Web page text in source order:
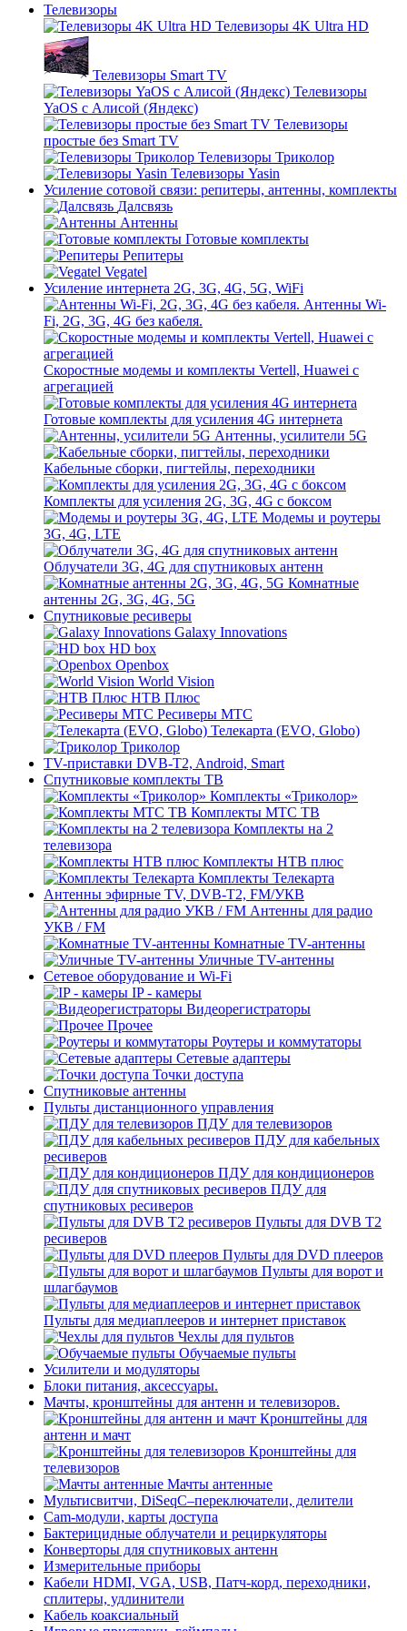
Телевизоры
Телевизоры 4K Ultra HD
Телевизоры Smart TV
Телевизоры
YaOS с Алисой (Яндекс)
Телевизоры
простые без Smart TV
Телевизоры Триколор
Телевизоры Yasin
Усиление сотовой связи: репитеры, антенны, комплекты
Далсвязь
Антенны
Готовые комплекты
Репитеры
Vegatel
Усиление интернета 2G, 3G, 4G, 5G, WiFi
Антенны Wi-
Fi, 2G, 3G, 4G без кабеля.
Скоростные модемы и комплекты Vertell, Huawei с
агрегацией
Готовые комплекты для усиления 4G интернета
Антенны, усилители 5G
Кабельные сборки, пигтейлы, переходники
Комплекты для усиления 2G, 3G, 4G с боксом
Модемы и роутеры
3G, 4G, LTE
Облучатели 3G, 4G для спутниковых антенн
Комнатные
антенны 2G, 3G, 4G, 5G
Спутниковые ресиверы
Galaxy Innovations
HD box
Openbox
World Vision
НТВ Плюс
Ресиверы МТС
Телекарта (EVO, Globo)
Триколор
TV-приставки DVB-T2, Android, Smart
Спутниковые комплекты ТВ
Комплекты «Триколор»
Комплекты МТС ТВ
Комплекты на 2
телевизора
Комплекты НТВ плюс
Комплекты Телекарта
Антенны эфирные TV, DVB-T2, FM/УКВ
Антенны для радио
УКВ / FM
Комнатные TV-антенны
Уличные TV-антенны
Сетевое оборудование и Wi-Fi
IP - камеры
Видеорегистраторы
Прочее
Роутеры и коммутаторы
Сетевые адаптеры
Точки доступа
Спутниковые антенны
Пульты дистанционного управления
ПДУ для телевизоров
ПДУ для кабельных
ресиверов
ПДУ для кондиционеров
ПДУ для
спутниковых ресиверов
Пульты для DVB T2
ресиверов
Пульты для DVD плееров
Пульты для ворот и
шлагбаумов
Пульты для медиаплееров и интернет приставок
Чехлы для пультов
Обучаемые пульты
Усилители и модуляторы
Блоки питания, аксессуары.
Мачты, кронштейны для антенн и телевизоров.
Кронштейны для
антенн и мачт
Кронштейны для
телевизоров
Мачты антенные
Мультисвитчи, DiSeqC–переключатели, делители
Cam-модули, карты доступа
Бактерицидные облучатели и рециркуляторы
Конверторы для спутниковых антенн
Измерительные приборы
Кабели HDMI, VGA, USB, Патч-корд, переходники,
сплитеры, удлинители
Кабель коаксиальный